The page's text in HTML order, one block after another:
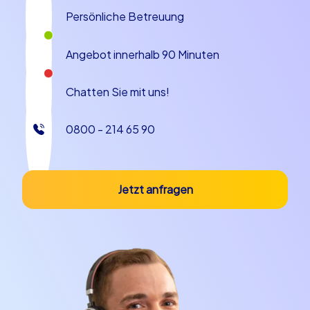
Entdeckungsfreude der Teilnehmer. So wird jedes
Sommerfest in Sintra zu einem Erlebnis voller
Überraschungen und Teammomenten.
Unsere Eventkonzepte
CityHunters bietet drei Hauptkonzepte, die sich
hervorragend für ein Sommerfest in Sintra eignen und
unterschiedliche Bedürfnisse bedienen: Smart Touren,
Geocaching und iPad Touren. Smart Touren kombinieren
moderne Technik mit klassischen Rätseln und eignen
sich besonders für gemischte Teams, die Spaß an
Orientierung und Teamarbeit haben. Geocaching bringt
Mit GPS-gestützten Aufgaben durchstreifen Teams die
Natur und Kultur Sintras, finden versteckte Punkte und
feiern Erfolge gemeinsam. iPad Touren setzen auf
interaktive Elemente, Multimedia-Inhalte und
Persönliche Betreuung
Angebot innerhalb 90 Minuten
Chatten Sie mit uns!
0800 - 214 65 90
Jetzt anfragen